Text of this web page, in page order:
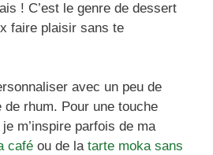
! C’est le genre de dessert
faire plaisir sans te
avec un peu de
de rhum. Pour une touche
m’inspire parfois de ma
café ou de la tarte moka sans